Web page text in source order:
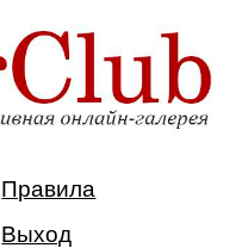
Правила
Выход